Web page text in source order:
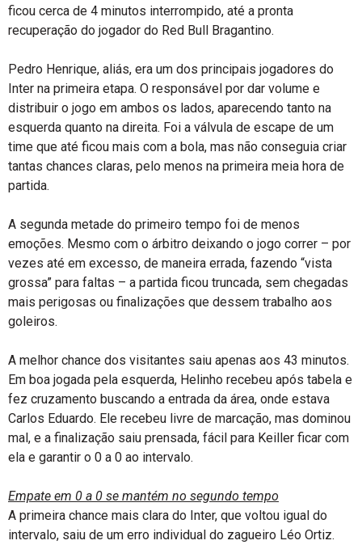
ficou cerca de 4 minutos interrompido, até a pronta
recuperação do jogador do Red Bull Bragantino.
Pedro Henrique, aliás, era um dos principais jogadores do
Inter na primeira etapa. O responsável por dar volume e
distribuir o jogo em ambos os lados, aparecendo tanto na
esquerda quanto na direita. Foi a válvula de escape de um
time que até ficou mais com a bola, mas não conseguia criar
tantas chances claras, pelo menos na primeira meia hora de
partida.
A segunda metade do primeiro tempo foi de menos
emoções. Mesmo com o árbitro deixando o jogo correr – por
vezes até em excesso, de maneira errada, fazendo “vista
grossa” para faltas – a partida ficou truncada, sem chegadas
mais perigosas ou finalizações que dessem trabalho aos
goleiros.
A melhor chance dos visitantes saiu apenas aos 43 minutos.
Em boa jogada pela esquerda, Helinho recebeu após tabela e
fez cruzamento buscando a entrada da área, onde estava
Carlos Eduardo. Ele recebeu livre de marcação, mas dominou
mal, e a finalização saiu prensada, fácil para Keiller ficar com
ela e garantir o 0 a 0 ao intervalo.
Empate em 0 a 0 se mantém no segundo tempo
A primeira chance mais clara do Inter, que voltou igual do
intervalo, saiu de um erro individual do zagueiro Léo Ortiz.